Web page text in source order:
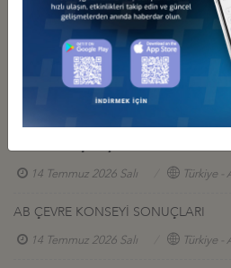
Diğer Duyurular
AB ORMANSIZLAŞMANIN
KAPSAMINDA İKİ YENİ
31 Temmuz 2026 Cuma
14 Temmuz 2026 Salı Türkiye -
AB ÇEVRE KONSEYİ SONUÇLARI
14 Temmuz 2026 Salı Türkiye -